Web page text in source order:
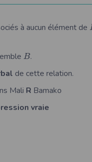
à aucun élément de
B.
de cette relation.
Mali R Bamako
vraie